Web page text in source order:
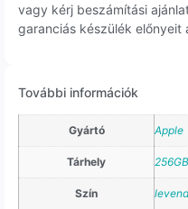
vagy kérj beszámítási
garanciás készülék előnyeit
További információk
Gyártó Apple
Tárhely 256GB
Szín